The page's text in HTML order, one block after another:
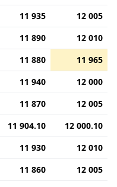
11 935
12 005
11 890
12 010
11 880
11 965
11 940
12 000
11 870
12 005
11 904.10
12 000.10
11 930
12 010
11 860
12 005